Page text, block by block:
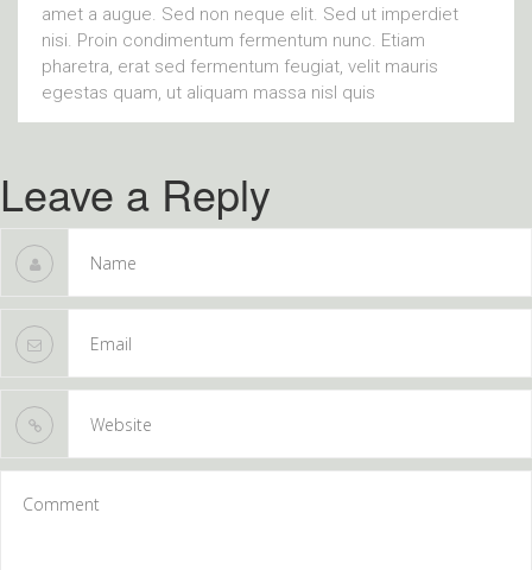
amet a augue. Sed non neque elit. Sed ut imperdiet
nisi. Proin condimentum fermentum nunc. Etiam
pharetra, erat sed fermentum feugiat, velit mauris
egestas quam, ut aliquam massa nisl quis
Leave a Reply